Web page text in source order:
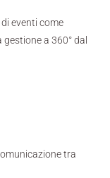
eventi come
a 360° dal
tra